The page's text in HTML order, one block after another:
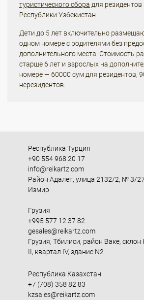
туристического сбора для резидентов
Республики Узбекистан.
Дети до 5 лет включительно
одном номере с родителями без
дополнительного места. Стоимость
старше 6 лет и взрослых на
номере — 60000 сум для резидентов,
нерезидентов.
Республика Турция
+90 554 968 20 17
info@reikartz.com
Район Адалет, улица 2132/2, № 3/
Измир
Грузия
+995 577 12 37 82
gesales@reikartz.com
Грузия, Тбилиси, район Ваке,
II, квартал IV, здание N2
Республика Казахстан
+7 (708) 358 82 83
kzsales@reikartz.com